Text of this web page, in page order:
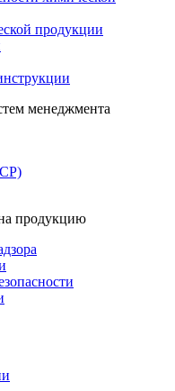
продукции
менеджмента
продукцию